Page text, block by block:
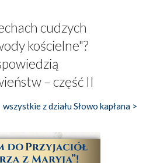
cudzych
kościelne"?
– część II
wszystkie z działu Słowo kapłana >